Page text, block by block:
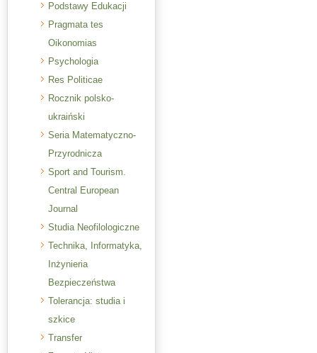
Podstawy Edukacji
Pragmata tes
Oikonomias
Psychologia
Res Politicae
Rocznik polsko-
ukraiński
Seria Matematyczno-
Przyrodnicza
Sport and Tourism.
Central European
Journal
Studia Neofilologiczne
Technika, Informatyka,
Inżynieria
Bezpieczeństwa
Tolerancja: studia i
szkice
Transfer